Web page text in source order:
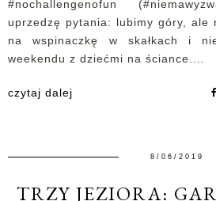
#nochallengenofun
uprzedzę pytania: lubimy góry, ale
na wspinaczkę w skałkach i
weekendu z dziećmi na ściance....
czytaj dalej
8/06/2019
TRZY JEZIORA: